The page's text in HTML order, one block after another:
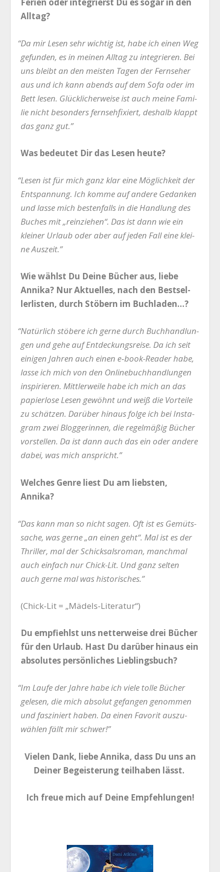
Alltag?
“Da mir Lesen sehr wich­tig ist, habe ich einen Weg
gefun­den, es in mei­nen All­tag zu inte­grie­ren. Bei
uns bleibt an den meis­ten Tagen der Fern­se­her
aus und ich kann abends auf dem Sofa oder im
Bett lesen. Glück­li­cher­wei­se ist auch mei­ne Fami­
lie nicht beson­ders fern­seh­fi­xiert, des­halb klappt
das ganz gut.”
Was bedeu­tet Dir das Lesen heute?
“Lesen ist für mich ganz klar eine Mög­lich­keit der
Ent­span­nung. Ich kom­me auf ande­re Gedan­ken
und las­se mich bes­ten­falls in die Hand­lung des
Buches mit „rein­zie­hen“. Das ist dann wie ein
klei­ner Urlaub oder aber auf jeden Fall eine klei­
ne Auszeit.”
Wie wählst Du Dei­ne Bücher aus, lie­be
Anni­ka? Nur Aktu­el­les, nach den Best­sel­
ler­lis­ten, durch Stö­bern im Buchladen…?
“Natür­lich stö­be­re ich ger­ne durch Buch­hand­lun­
gen und gehe auf Ent­de­ckungs­rei­se. Da ich seit
eini­gen Jah­ren auch einen e‑book-Rea­der habe,
las­se ich mich von den Online­buch­hand­lun­gen
inspi­rie­ren. Mitt­ler­wei­le habe ich mich an das
papier­lo­se Lesen gewöhnt und weiß die Vor­tei­le
zu schät­zen. Dar­über hin­aus fol­ge ich bei Insta­
gram zwei Blog­ge­rin­nen, die regel­mä­ßig Bücher
vor­stel­len. Da ist dann auch das ein oder ande­re
dabei, was mich anspricht.”
Wel­ches Gen­re liest Du am liebs­ten,
Annika?
“Das kann man so nicht sagen. Oft ist es Gemüts­
sa­che, was ger­ne „an einen geht“. Mal ist es der
Thril­ler, mal der Schick­sals­ro­man, manch­mal
auch ein­fach nur Chick-Lit. Und ganz sel­ten
auch ger­ne mal was historisches.”
(Chick-Lit = „Mädels-Lite­ra­tur“)
Du emp­fiehlst uns net­ter­wei­se drei Bücher
für den Urlaub. Hast Du dar­über hin­aus ein
abso­lu­tes per­sön­li­ches Lieblingsbuch?
“Im Lau­fe der Jah­re habe ich vie­le tol­le Bücher
gele­sen, die mich abso­lut gefan­gen genom­men
und fas­zi­niert haben. Da einen Favo­rit aus­zu­
wäh­len fällt mir schwer!”
Vie­len Dank, lie­be Anni­ka, dass Du uns an
Dei­ner Begeis­te­rung teil­ha­ben lässt.
Ich freue mich auf Dei­ne Empfehlungen!